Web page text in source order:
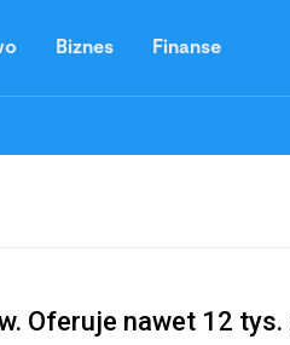
Biznes Finanse
Oferuje nawet 12 tys.